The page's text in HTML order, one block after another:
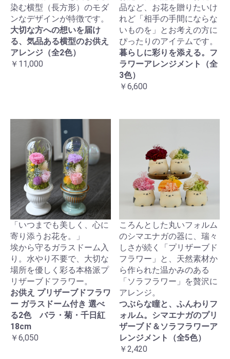
染む横型（長方形）のモダ
ンなデザインが特徴です。
大切な方への想いを届け
る、気品ある横型のお供え
アレンジ（全2色）
￥11,000
品など、お花を贈りたいけ
れど「相手の手間にならな
いものを」とお考えの方に
ぴったりのアイテムです。
暮らしに彩りを添える。フ
ラワーアレンジメント（全
3色）
￥6,600
「いつまでも美しく、心に
寄り添うお花を。」
埃から守るガラスドーム入
り。水やり不要で、大切な
場所を優しく彩る本格派プ
リザーブドフラワー。
お供え プリザーブドフラワ
ー ガラスドーム付き 選べ
る2色 バラ・菊・千日紅
18cm
￥6,050
ころんとした丸いフォルム
のシマエナガの器に、瑞々
しさが続く「プリザーブド
フラワー」と、天然素材か
ら作られた温かみのある
「ソラフラワー」を贅沢に
アレンジ。
つぶらな瞳と、ふんわりフ
ォルム。シマエナガのプリ
ザーブド＆ソラフラワーア
レンジメント（全5色）
￥2,420